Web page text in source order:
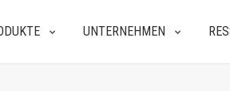
UNTERNEHMEN